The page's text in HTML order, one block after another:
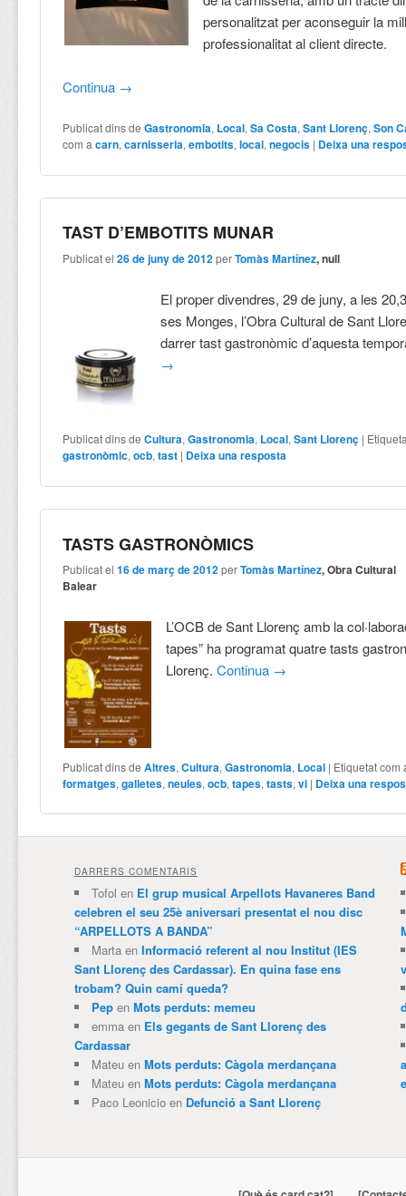
personalitzat per aconseguir la
professionalitat al client directe.
Continua →
Publicat dins de Gastronomia, Local,Sa Costa,Sant Llorenç,Son
com a carn,carnisseria,embotits,local,negocis | Deixa una
TAST D’EMBOTITS MUNAR
Publicat el26 de juny de 2012 perTomàs Martínez, null
El proper divendres, 29 de juny, a les
ses Monges, l’Obra Cultural de Sant
darrer tast gastronòmic d’aquesta
→
Publicat dins de Cultura,Gastronomia, Local,Sant Llorenç |
gastronòmic,ocb,tast | Deixa una resposta
TASTS GASTRONÒMICS
Publicat el16 de març de 2012 perTomàs Martínez, Obra Cultural
Balear
L’OCB de Sant Llorenç amb la
tapes” ha programat quatre tasts
Llorenç.Continua →
Publicat dins de Altres,Cultura,Gastronomia, Local | Etiquetat com
formatges,galletes,neules,ocb,tapes,tasts,vi | Deixa una
DARRERS COMENTARIS
Tofol en El grup musical Arpellots Havaneres Band
celebren el seu 25è aniversari presentat el nou disc
“ARPELLOTS A BANDA”
Martaen Informació referent al nou Institut (IES
Sant Llorenç des Cardassar). En quina fase ens
trobam? Quin camí queda?
Pepen Mots perduts: memeu
emmaen Els gegants de Sant Llorenç des
Cardassar
Mateuen Mots perduts: Càgola merdançana
Mateuen Mots perduts: Càgola merdançana
Paco Leonicioen Defunció a Sant Llorenç